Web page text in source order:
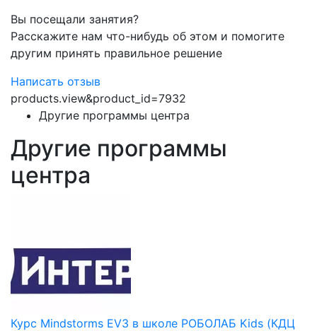
Вы посещали занятия?
Расскажите нам что-нибудь об этом и помогите
другим принять правильное решение
Написать отзыв
products.view&product_id=7932
Другие программы центра
Другие программы
центра
Курс Mindstorms EV3 в школе РОБОЛАБ Kids (КДЦ